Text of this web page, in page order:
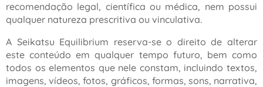
recomendação legal, científica ou médica, nem possui
qualquer natureza prescritiva ou vinculativa.
A Seikatsu Equilibrium reserva-se o direito de alterar
este conteúdo em qualquer tempo futuro, bem como
todos os elementos que nele constam, incluindo textos,
imagens, vídeos, fotos, gráficos, formas, sons, narrativa,